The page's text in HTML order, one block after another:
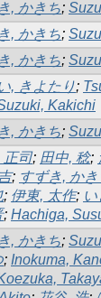
, かきち;
, かきち;
, かきち;
, きよたり;
Kakichi
, かきち;
正司; 田中, 稔;
; すずき, かき
; 伊東, 太作;
; Hachiga,
, かきち;
; Inokuma,